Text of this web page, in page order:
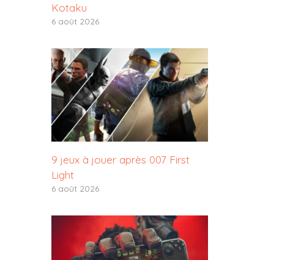
Kotaku
6 août 2026
9 jeux à jouer après 007 First
Light
6 août 2026